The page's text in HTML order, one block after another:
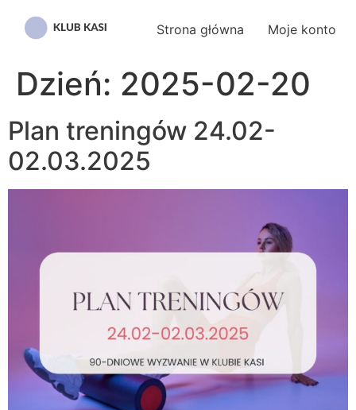
Strona główna Moje konto
Dzień: 2025-02-20
Plan treningów 24.02-
02.03.2025